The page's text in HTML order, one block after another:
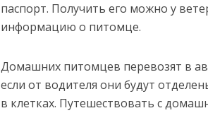
паспорт. Получить его можно у
информацию о питомце.
Домашних питомцев перевозят в
если от водителя они будут
в клетках. Путешествовать с